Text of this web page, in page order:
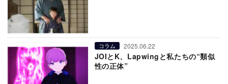
コラム 2025.06.22
JOIとK、Lapwingと私たちの“類似
性の正体”